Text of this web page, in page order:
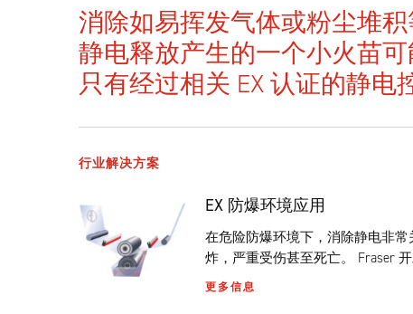
消除如易挥发气体或粉尘堆
静电释放产生的一个小火苗可
只有经过相关 EX 认证的静电
行业解决方案
EX 防爆环境应用
在危险防爆环境下，消除静电非
炸，严重受伤甚至死亡。 Fraser
更多信息